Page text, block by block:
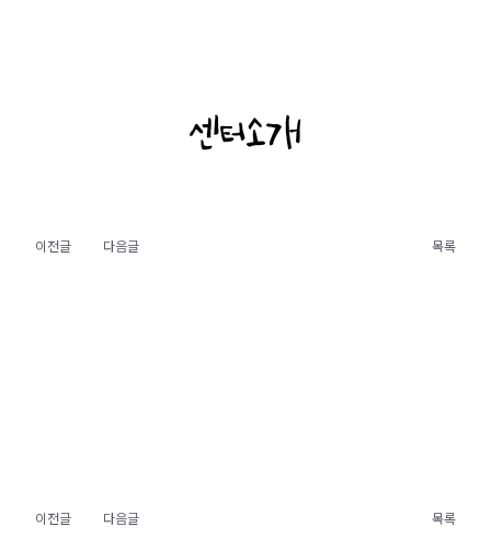
센터소개
이전글 다음글 목록
이전글 다음글 목록